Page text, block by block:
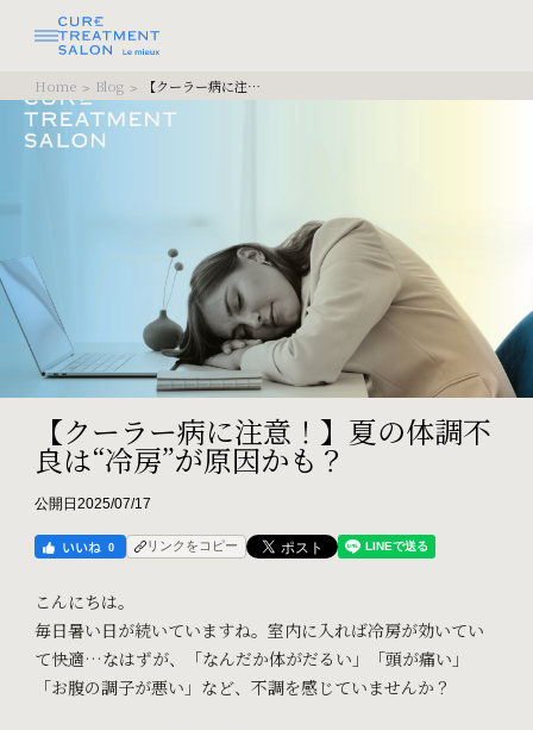
Home > Blog > 【クーラー病に注意！】夏の体調不良は“冷房”が原因かも？
【クーラー病に注意！】夏の体調不
良は“冷房”が原因かも？
公開日2025/07/17
0 リンクをコピー
こんにちは。
毎日暑い日が続いていますね。室内に入れば冷房が効いてい
て快適…なはずが、「なんだか体がだるい」「頭が痛い」
「お腹の調子が悪い」など、不調を感じていませんか？